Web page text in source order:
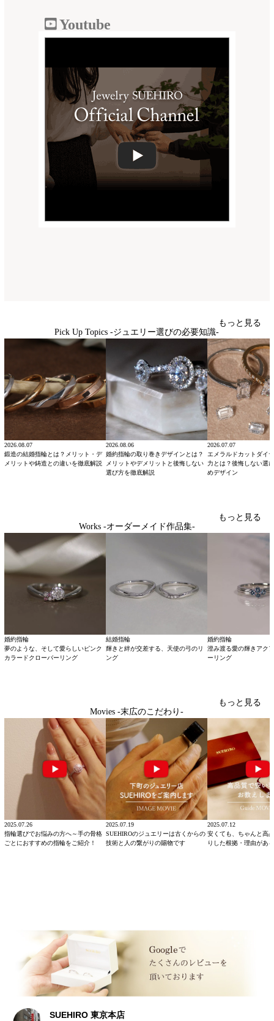
Youtube
Pick Up Topics -ジュエリー選びの必要知識-
もっと見る
2026.08.07
鍛造の結婚指輪とは？メリット・デ
メリットや鋳造との違いを徹底解説
2026.08.06
婚約指輪の取り巻きデザインとは？
メリットやデメリットと後悔しない
選び方を徹底解説
2026.07.07
エメラルドカットダイ
力とは？後悔しない選
めデザイン
Works -オーダーメイド作品集-
もっと見る
婚約指輪
夢のような、そして愛らしいピンク
カラードクローバーリング
結婚指輪
輝きと絆が交差する、天使の弓のリ
ング
婚約指輪
澄み渡る愛の輝きアク
ーリング
Movies -末広のこだわり-
もっと見る
2025.07.26
指輪選びでお悩みの方へ～手の骨格
ごとにおすすめの指輪をご紹介！
2025.07.19
SUEHIROのジュエリーは古くからの
技術と人の繋がりの賜物です
2025.07.12
安くても、ちゃんと高
りした根拠・理由があ
SUEHIRO 東京本店